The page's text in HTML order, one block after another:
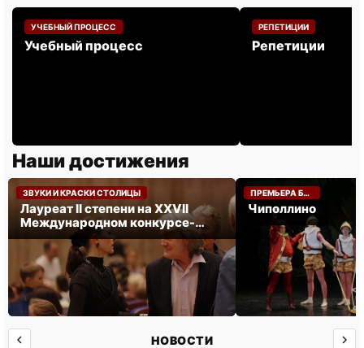
УЧЕБНЫЙ ПРОЦЕСС
Учебный процесс
РЕПЕТИЦИИ
Репетиции
Наши достижения
ЗВУКИ И КРАСКИ СТОЛИЦЫ
НОЯБРЬ 2024
Лауреат II степени на XXVII
Международном конкурсе-
фестивале «ЗВУКИ И КРАСКИ
СТОЛИЦЫ».
ПРЕМЬЕРА БАЛЕТА «ЧИПОЛЛИНО».
МАЙ 2024
Чиполлино
НОВОСТИ